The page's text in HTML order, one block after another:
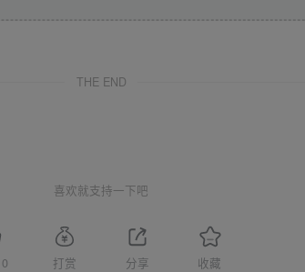
THE END
喜欢就支持一下吧
0 打赏 分享 收藏